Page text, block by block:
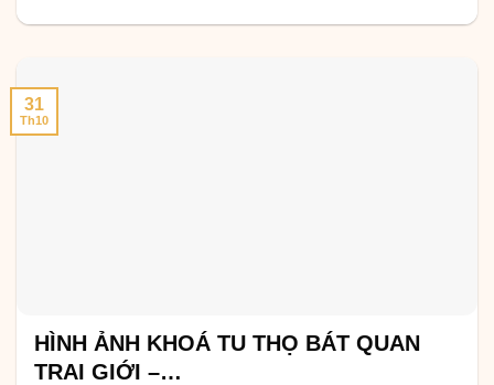
HÌNH ẢNH KHOÁ TU THỌ BÁT QUAN
TRAI GIỚI –…
31
Th10